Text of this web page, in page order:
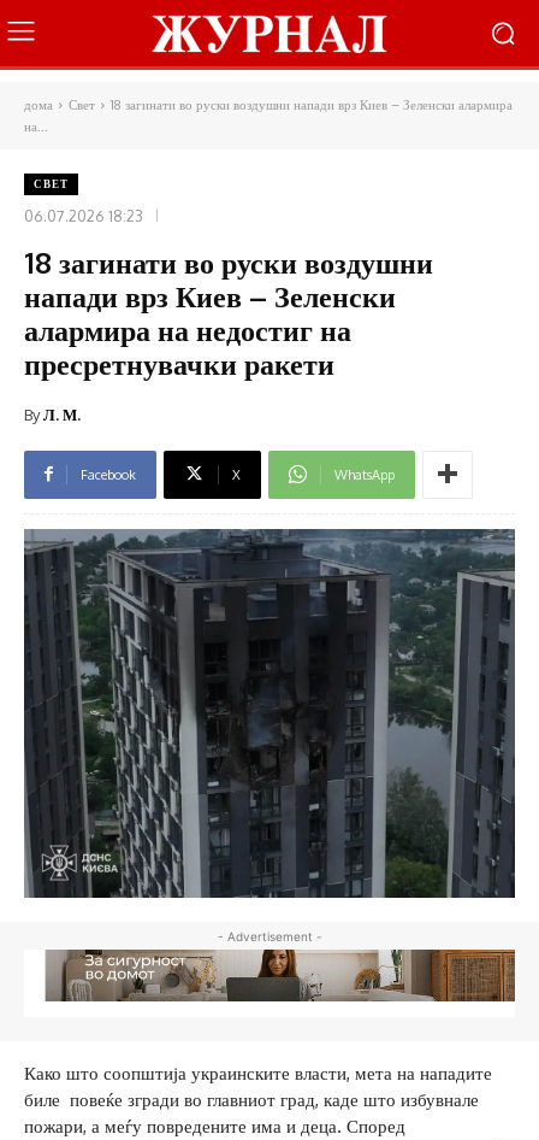
дома Свет
18 загинати во руски воздушни напади врз Киев – Зеленски алармира
на...
СВЕТ
06.07.2026 18:23
18 загинати во руски воздушни
напади врз Киев – Зеленски
алармира на недостиг на
пресретнувачки ракети
ByЛ. М.
Facebook X WhatsApp
- Advertisement -
Како што соопштија украинските власти, мета на нападите
биле повеќе згради во главниот град, каде што избувнале
пожари, а меѓу повредените има и деца. Според